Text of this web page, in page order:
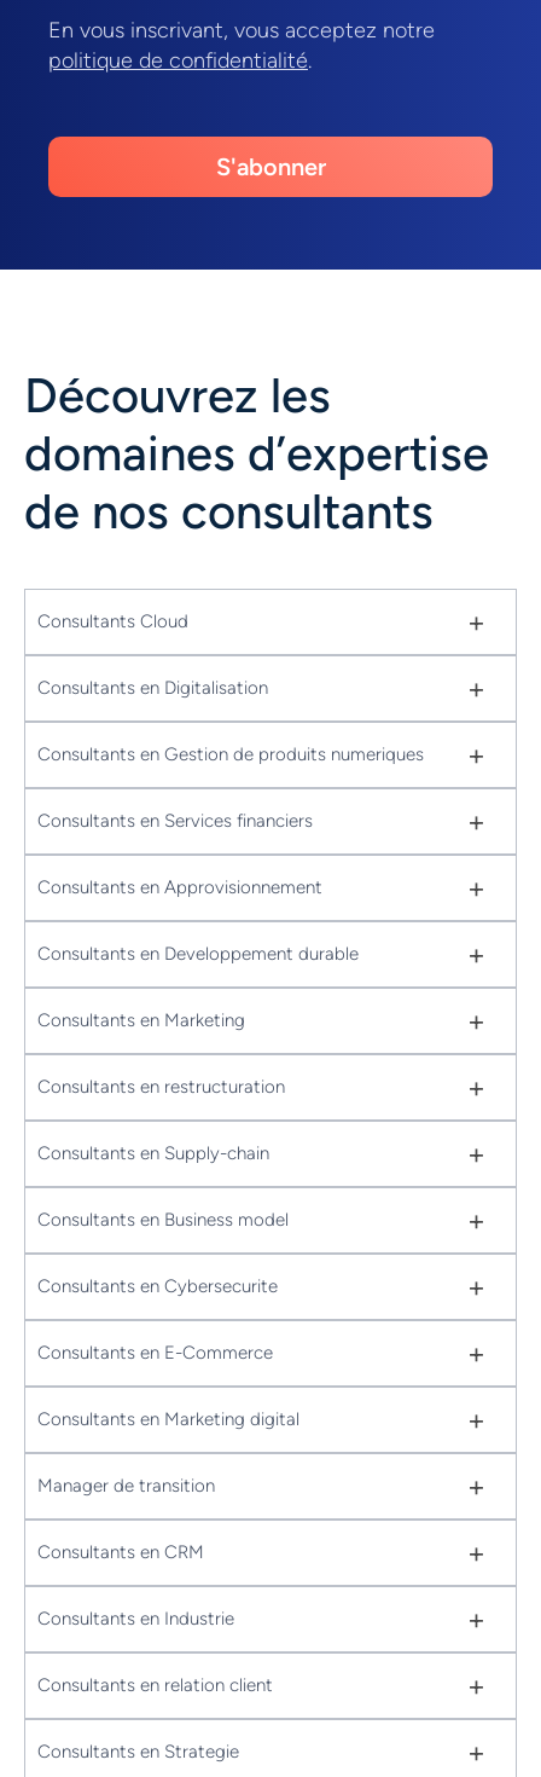
En vous inscrivant, vous acceptez notre
politique de confidentialité.
S'abonner
Découvrez les
domaines d’expertise
de nos consultants
Consultants Cloud +
Consultants en Digitalisation +
Consultants en Gestion de produits numeriques +
Consultants en Services financiers +
Consultants en Approvisionnement +
Consultants en Developpement durable +
Consultants en Marketing +
Consultants en restructuration +
Consultants en Supply-chain +
Consultants en Business model +
Consultants en Cybersecurite +
Consultants en E-Commerce +
Consultants en Marketing digital +
Manager de transition +
Consultants en CRM +
Consultants en Industrie +
Consultants en relation client +
Consultants en Strategie +